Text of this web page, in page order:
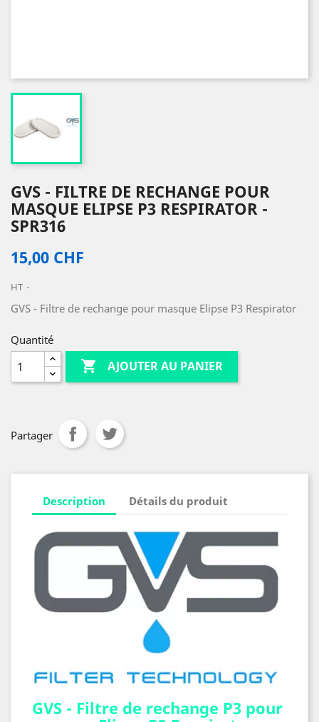
GVS - FILTRE DE RECHANGE POUR
MASQUE ELIPSE P3 RESPIRATOR -
SPR316
15,00 CHF
HT
GVS - Filtre de rechange pour masque Elipse P3 Respirator
Quantité
 AJOUTER AU PANIER
Partager
Description Détails du produit
GVS - Filtre de rechange P3 pour